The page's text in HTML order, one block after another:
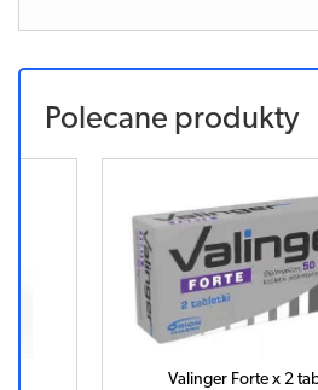
Polecane produkty
Maxon